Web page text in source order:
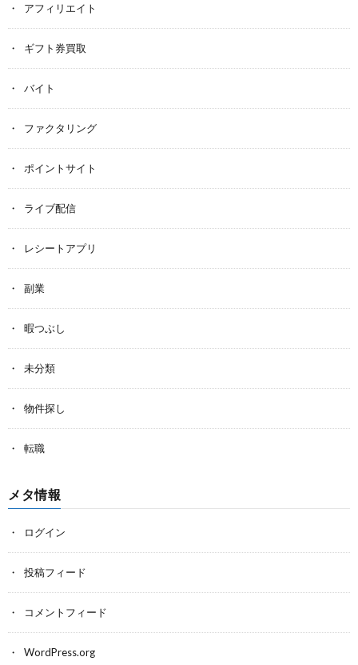
アフィリエイト
ギフト券買取
バイト
ファクタリング
ポイントサイト
ライブ配信
レシートアプリ
副業
暇つぶし
未分類
物件探し
転職
メタ情報
ログイン
投稿フィード
コメントフィード
WordPress.org